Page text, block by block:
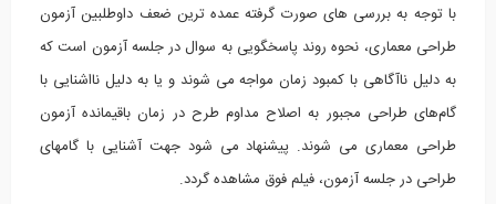
به بررسی های صورت گرفته عمده ترین ضعف داوطلبین آزمون
معماری، نحوه روند پاسخگویی به سوال در جلسه آزمون است که
ناآگاهی با کمبود زمان مواجه می شوند و یا به دلیل نااشنایی با
طراحی مجبور به اصلاح مداوم طرح در زمان باقیمانده آزمون
معماری می شوند. پیشنهاد می شود جهت آشنایی با گامهای
در جلسه آزمون، فیلم فوق مشاهده گردد.